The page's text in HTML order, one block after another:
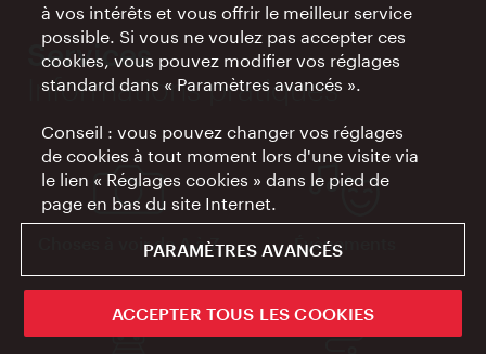
Services
Informations pratiques
Choses à voir de A à Z Évènements
à vos intérêts et vous offrir le meilleur service
possible. Si vous ne voulez pas accepter ces
cookies, vous pouvez modifier vos réglages
standard dans « Paramètres avancés ».
Conseil : vous pouvez changer vos réglages
de cookies à tout moment lors d'une visite via
le lien « Réglages cookies » dans le pied de
page en bas du site Internet.
PARAMÈTRES AVANCÉS
ACCEPTER TOUS LES COOKIES